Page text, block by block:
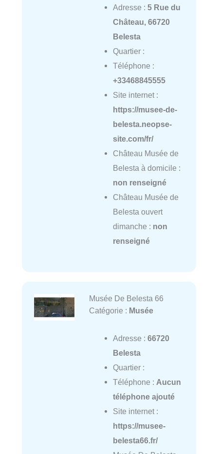
Adresse : 5 Rue du
Château, 66720
Belesta
Quartier :
Téléphone :
+33468845555
Site internet :
https://musee-de-
belesta.neopse-
site.com/fr/
Château Musée de
Belesta à domicile :
non renseigné
Château Musée de
Belesta ouvert
dimanche : non
renseigné
Musée De Belesta 66
Catégorie : Musée
Adresse : 66720
Belesta
Quartier :
Téléphone : Aucun
téléphone ajouté
Site internet :
https://musee-
belesta66.fr/